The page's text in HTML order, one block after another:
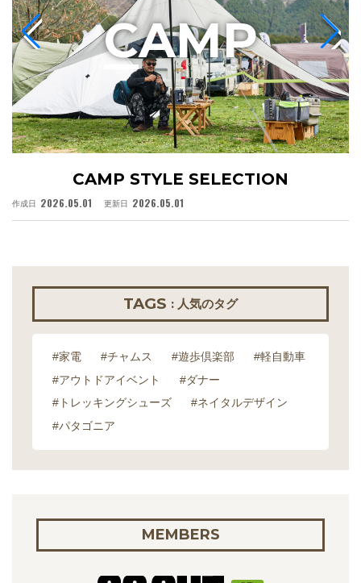
CAMP STYLE SELECTION
作成日 2026.05.01 更新日 2026.05.01
CAMP
TAGS : 人気のタグ
#家電 #チャムス #遊歩倶楽部
#軽自動車
#アウトドアイベント
#ダナー
#トレッキングシューズ
#ネイタルデザイン
#パタゴニア
MEMBERS